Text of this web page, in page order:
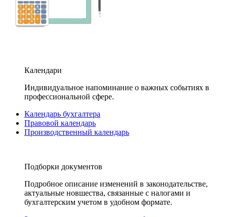
Календари
Индивидуальное напоминание о важных событиях в
профессиональной сфере.
Календарь бухгалтера
Правовой календарь
Производственный календарь
Подборки документов
Подробное описание изменений в законодательстве,
актуальные новшества, связанные с налогами и
бухгалтерским учетом в удобном формате.